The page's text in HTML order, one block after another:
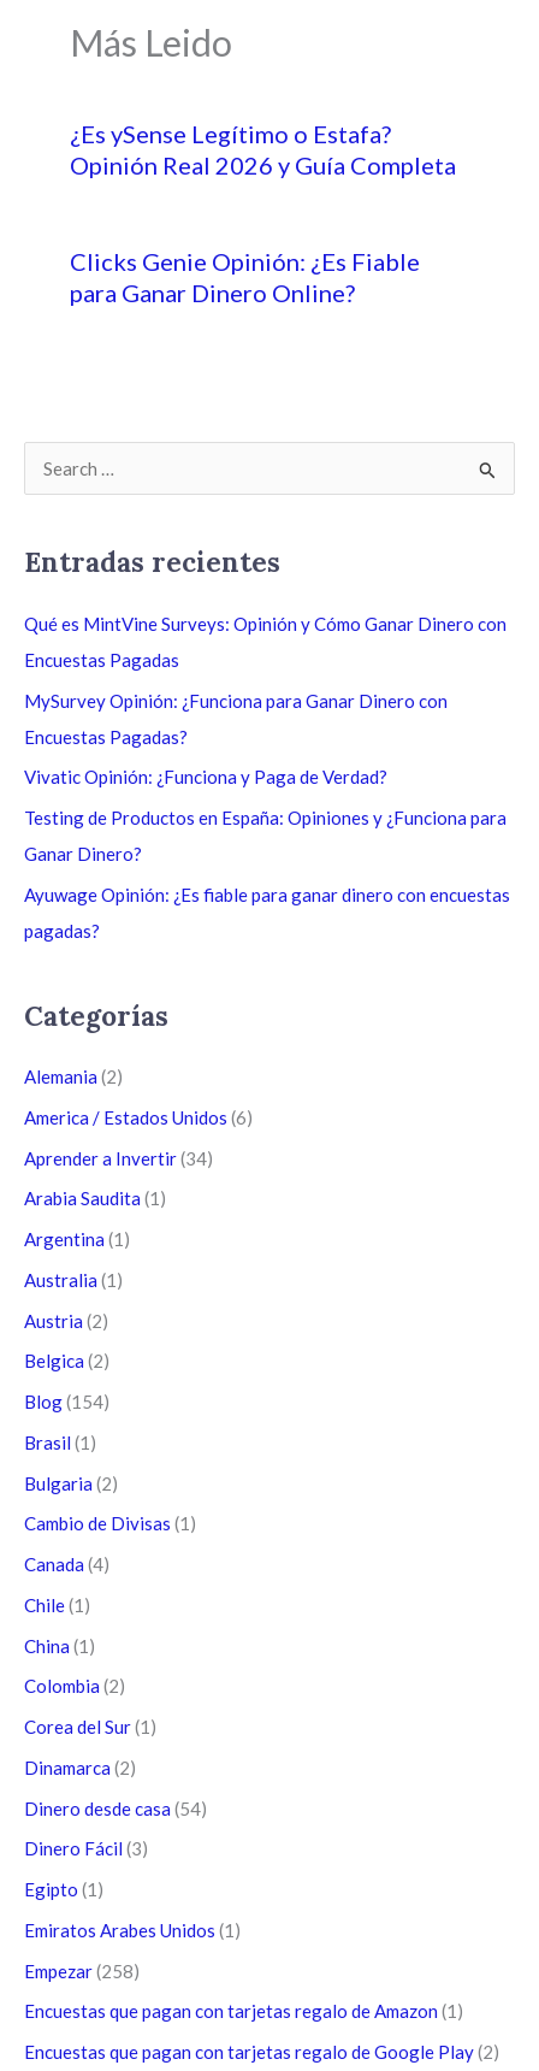
Más Leido
¿Es ySense Legítimo o Estafa?
Opinión Real 2026 y Guía Completa
Clicks Genie Opinión: ¿Es Fiable
para Ganar Dinero Online?
a
r
p
o
Entradas recientes
Qué es MintVine Surveys: Opinión y Cómo Ganar Dinero con
Encuestas Pagadas
MySurvey Opinión: ¿Funciona para Ganar Dinero con
Encuestas Pagadas?
Vivatic Opinión: ¿Funciona y Paga de Verdad?
Testing de Productos en España: Opiniones y ¿Funciona para
Ganar Dinero?
Ayuwage Opinión: ¿Es fiable para ganar dinero con encuestas
pagadas?
Categorías
Alemania (2)
America / Estados Unidos (6)
Aprender a Invertir(34)
Arabia Saudita (1)
Argentina (1)
Australia (1)
Austria (2)
Belgica (2)
Blog(154)
Brasil (1)
Bulgaria (2)
Cambio de Divisas (1)
Canada (4)
Chile(1)
China (1)
Colombia (2)
Corea del Sur(1)
Dinamarca (2)
Dinero desde casa (54)
Dinero Fácil (3)
Egipto (1)
Emiratos Arabes Unidos (1)
Empezar(258)
Encuestas que pagan con tarjetas regalo de Amazon (1)
Encuestas que pagan con tarjetas regalo de Google Play(2)